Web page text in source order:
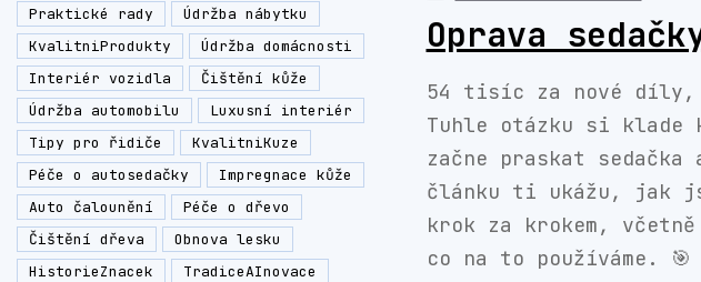
Praktické rady
Údržba nábytku
KvalitniProdukty
Údržba domácnosti
Interiér vozidla
Čištění kůže
Údržba automobilu
Luxusní interiér
Tipy pro řidiče
KvalitniKuze
Péče o autosedačky
Impregnace kůže
Auto čalounění
Péče o dřevo
Čištění dřeva
Obnova lesku
HistorieZnacek
TradiceAInovace
Oprava
54 tisíc za nové díly,
Tuhle otázku si klade
začne praskat
článku ti ukážu, jak
krok za krokem,
co na to používáme. 🎯